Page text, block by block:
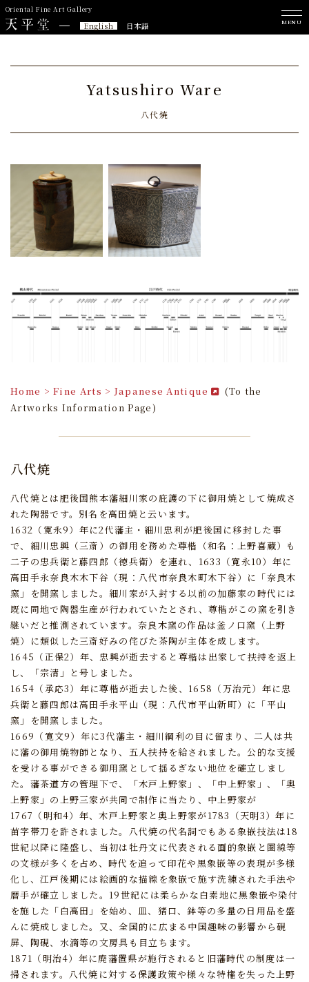
Oriental Fine Art Gallery
English 日本語 MENU
Yatsushiro Ware
八代焼
Home > Fine Arts > Japanese Antique
(To the
Artworks Information Page)
八代焼
八代焼とは肥後国熊本藩細川家の庇護の下に御用焼として焼成さ
れた陶器です。 別名を高田焼と云います。
1632（寛永9）年に2代藩主・細川忠利が肥後国に移封した事
で、 細川忠興（三斎）の御用を務めた尊楷（和名：上野喜蔵）も
二子の忠兵衛と藤四郎（徳兵衛）を連れ、 1633（寛永10）年に
高田手永奈良木木下谷（現：八代市奈良木町木下谷）に「奈良木
窯」を開窯しました。 細川家が入封する以前の加藤家の時代には
既に同地で陶器生産が行われていたとされ、尊楷がこの窯を引き
継いだと推測されています。 奈良木窯の作品は釜ノ口窯（上野
焼）に類似した三斎好みの侘びた茶陶が主体を成します。
1645（正保2）年、忠興が逝去すると尊楷は出家して扶持を返上
し、「宗清」と号しました。
1654（承応3）年に尊楷が逝去した後、 1658（万治元）年に忠
兵衛と藤四郎は高田手永平山（現：八代市平山新町）に「平山
窯」を開窯しました。
1669（寛文9）年に3代藩主・細川綱利の目に留まり、二人は共
に藩の御用焼物師となり、五人扶持を給されました。公的な支援
を受ける事ができる御用窯として揺るぎない地位を確立しまし
た。 藩茶道方の管理下で、「木戸上野家」、「中上野家」、「奥
上野家」の上野三家が共同で制作に当たり、 中上野家が
1767（明和4）年、木戸上野家と奥上野家が1783（天明3）年に
苗字帯刀を許されました。
八代焼の代名詞でもある象嵌技法は18
世紀以降に隆盛し、 当初は牡丹文に代表される面的象嵌と圏線等
の文様が多くを占め、 時代を追って印花や黒象嵌等の表現が多様
化し、 江戸後期には絵画的な描線を象嵌で施す洗練された手法や
暦手が確立しました。 19世紀には柔らかな白素地に黒象嵌や染付
を施した「白高田」を始め、
皿、猪口、鉢等の多量の日用品を盛
んに焼成しました。 又、全国的に広まる中国趣味の影響から硯
屏、陶硯、水滴等の文房具も目立ちます。
1871（明治4）年に廃藩置県が施行されると旧藩時代の制度は一
掃されます。
八代焼に対する保護政策や様々な特権を失った上野